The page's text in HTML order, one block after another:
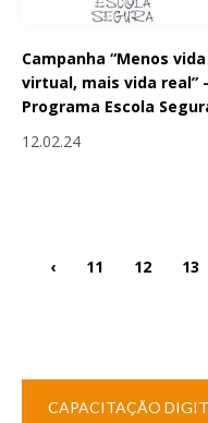
Campanha “Menos vida
virtual, mais vida real” -
Programa Escola
12.02.24
‹ 11 12 13
CAPACITAÇÃO